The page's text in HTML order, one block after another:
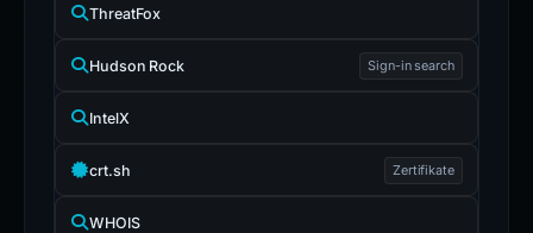
ThreatFox
Hudson Rock Sign-in search
IntelX
crt.sh Zertifikate
WHOIS